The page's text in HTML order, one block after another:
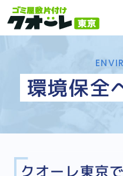
環境保全
クオーレ東京